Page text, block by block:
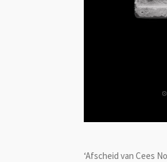
‘Afscheid van Cees